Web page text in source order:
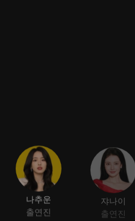
나추운
출연진
쟈나이
출연진